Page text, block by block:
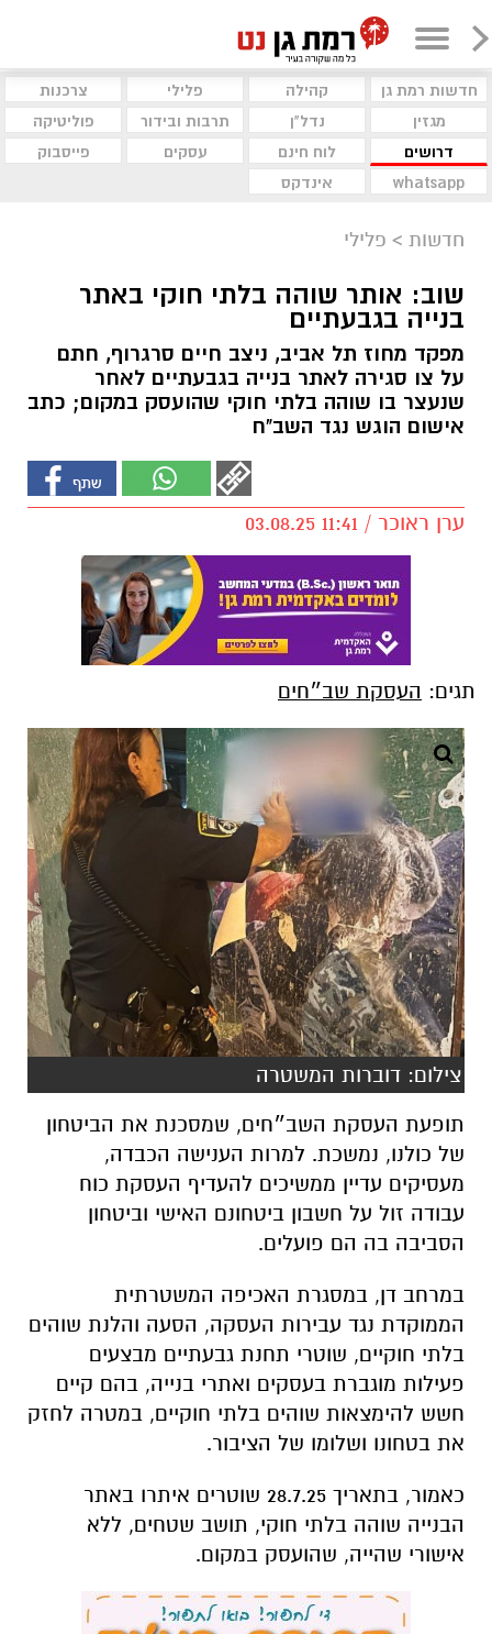
חדשות רמת גן קהילה פלילי
צרכנות
מגזין
נדל"ן תרבות ובידור
פוליטיקה
דרושים
לוח חינם עסקים
פייסבוק
whatsapp
אינדקס
חדשות > פלילי
שוב: אותר שוהה בלתי חוקי באתר
בנייה בגבעתיים
מפקד מחוז תל אביב, ניצב חיים סרגרוף, חתם
על צו סגירה לאתר בנייה בגבעתיים לאחר
שנעצר בו שוהה בלתי חוקי שהועסק במקום; כתב
אישום הוגש נגד השב"ח
ערן ראוכר / 11:41 03.08.25
תגים: העסקת שב״חים
צילום: דוברות המשטרה
תופעת העסקת השב״חים, שמסכנת את הביטחון
של כולנו, נמשכת. למרות הענישה הכבדה,
מעסיקים עדיין ממשיכים להעדיף העסקת כוח
עבודה זול על חשבון ביטחונם האישי וביטחון
הסביבה בה הם פועלים.
במרחב דן, במסגרת האכיפה המשטרתית
הממוקדת נגד עבירות העסקה, הסעה והלנת שוהים
בלתי חוקיים, שוטרי תחנת גבעתיים מבצעים
פעילות מוגברת בעסקים ואתרי בנייה, בהם קיים
חשש להימצאות שוהים בלתי חוקיים, במטרה לחזק
את בטחונו ושלומו של הציבור.
כאמור, בתאריך 28.7.25 שוטרים איתרו באתר
הבנייה שוהה בלתי חוקי, תושב שטחים, ללא
אישורי שהייה, שהועסק במקום.